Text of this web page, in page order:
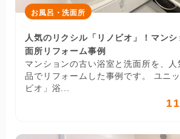
お風呂・洗面所
人気のリクシル「リノビオ」！マン
面所リフォーム事例
マンションの古い浴室と洗面所を、人
品でリフォームした事例です。 ユニ
ビオ」浴...